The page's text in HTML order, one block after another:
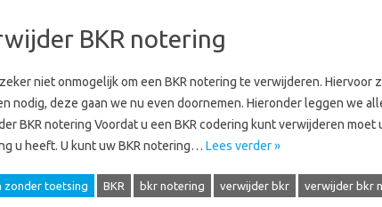
BKR notering
niet onmogelijk om een BKR notering te verwijderen. Hiervoor
nodig, deze gaan we nu even doornemen. Hieronder leggen we
BKR notering Voordat u een BKR codering kunt verwijderen
u heeft. U kunt uw BKR notering… Lees verder »
zonder toetsing BKR bkr notering verwijder bkr verwijder bkr